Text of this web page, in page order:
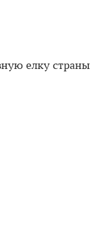
елку страны